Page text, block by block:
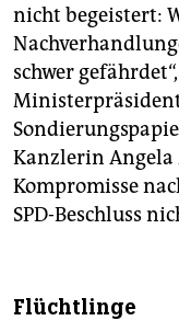
genossenschaft
epaper login
nicht begeistert:
schwer
Ministerpräsident
Kanzlerin Angela
Kompromisse
SPD-Beschluss
Flüchtlinge